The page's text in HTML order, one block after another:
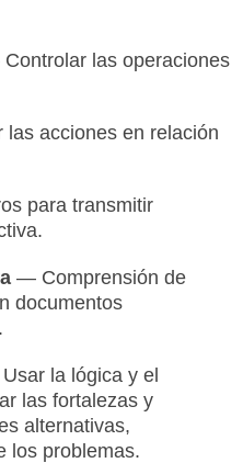
las operaciones
acciones en relación
para transmitir
— Comprensión de
documentos
la lógica y el
las fortalezas y
alternativas,
los problemas.